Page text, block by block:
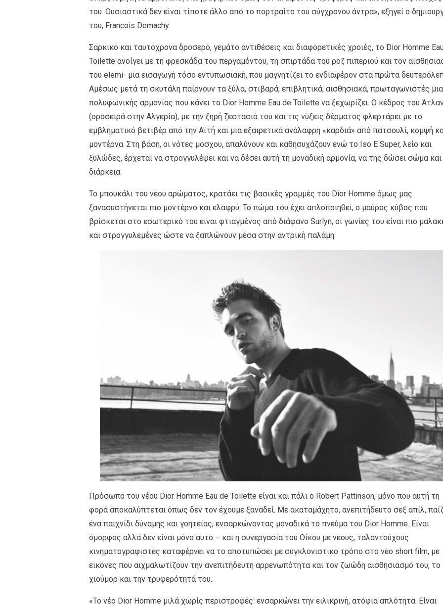
του. Ουσιαστικά δεν είναι τίποτε άλλο από το πορτραίτο του σύγχρονου άντρα», εξηγεί ο
του, Francois Demachy.
Σαρκικό και ταυτόχρονα δροσερό, γεμάτο αντιθέσεις και διαφορετικές χροιές, το Dior Homme
Toilette ανοίγει με τη φρεσκάδα του περγαμόντου, τη σπιρτάδα του ροζ πιπεριού και τον
του elemi- μια εισαγωγή τόσο εντυπωσιακή, που μαγνητίζει το ενδιαφέρον στα πρώτα
Αμέσως μετά τη σκυτάλη παίρνουν τα ξύλα, στιβαρά, επιβλητικά, αισθησιακά, πρωταγωνιστές μια
πολυφωνικής αρμονίας που κάνει το Dior Homme Eau de Toilette να ξεχωρίζει. Ο κέδρος του
(οροσειρά στην Αλγερία), με την ξηρή ζεστασιά του και τις νύξεις δέρματος φλερτάρει με το
εμβληματικό βετιβέρ από την Αϊτή και μια εξαιρετικά ανάλαφρη «καρδιά» από πατσουλί, κομψή
μοντέρνα. Στη βάση, οι νότες μόσχου, απαλύνουν και καθησυχάζουν ενώ το Iso E Super, λείο και
ξυλώδες, έρχεται να στρογγυλέψει και να δέσει αυτή τη μοναδική αρμονία, να της δώσει σώμα και
διάρκεια.
Το μπουκάλι του νέου αρώματος, κρατάει τις βασικές γραμμές του Dior Homme όμως μας
ξανασυστήνεται πιο μοντέρνο και ελαφρύ. Το πώμα του έχει απλοποιηθεί, ο μαύρος κύβος που
βρίσκεται στο εσωτερικό του είναι φτιαγμένος από διάφανο Surlyn, οι γωνίες του είναι πιο
και στρογγυλεμένες ώστε να ξαπλώνουν μέσα στην αντρική παλάμη.
Πρόσωπο του νέου Dior Homme Eau de Toilette είναι και πάλι ο Robert Pattinson, μόνο που αυτή τη
φορά αποκαλύπτεται όπως δεν τον έχουμε ξαναδεί. Με ακαταμάχητο, ανεπιτήδευτο σεξ απίλ,
ένα παιχνίδι δύναμης και γοητείας, ενσαρκώνοντας μοναδικά το πνεύμα του Dior Homme. Είναι
όμορφος αλλά δεν είναι μόνο αυτό – και η συνεργασία του Οίκου με νέους, ταλαντούχους
κινηματογραφιστές καταφέρνει να το αποτυπώσει με συγκλονιστικό τρόπο στο νέο short film, με
εικόνες που αιχμαλωτίζουν την ανεπιτήδευτη αρρενωπότητα και τον ζωώδη αισθησιασμό του, το
χιούμορ και την τρυφερότητά του.
«Το νέο Dior Homme μιλά χωρίς περιστροφές: ενσαρκώνει την ειλικρινή, ατόφια απλότητα. Είναι